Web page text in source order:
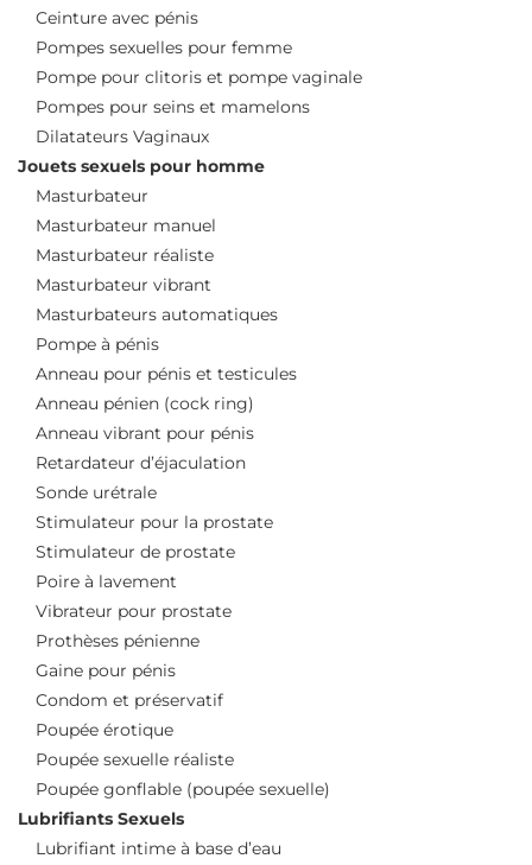
Ceinture avec pénis
Pompes sexuelles pour femme
Pompe pour clitoris et pompe vaginale
Pompes pour seins et mamelons
Dilatateurs Vaginaux
Jouets sexuels pour homme
Masturbateur
Masturbateur manuel
Masturbateur réaliste
Masturbateur vibrant
Masturbateurs automatiques
Pompe à pénis
Anneau pour pénis et testicules
Anneau pénien (cock ring)
Anneau vibrant pour pénis
Retardateur d’éjaculation
Sonde urétrale
Stimulateur pour la prostate
Stimulateur de prostate
Poire à lavement
Vibrateur pour prostate
Prothèses pénienne
Gaine pour pénis
Condom et préservatif
Poupée érotique
Poupée sexuelle réaliste
Poupée gonflable (poupée sexuelle)
Lubrifiants Sexuels
Lubrifiant intime à base d’eau